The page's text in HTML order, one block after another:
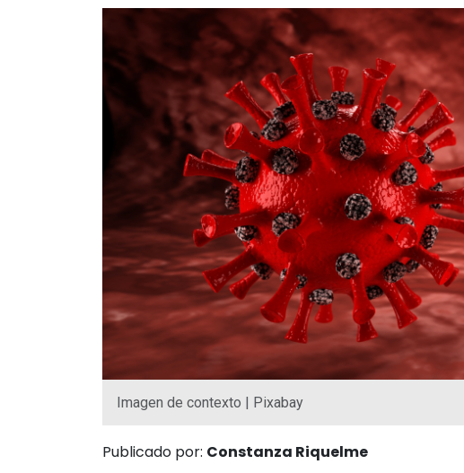
Imagen de contexto | Pixabay
Publicado por: Constanza Riquelme